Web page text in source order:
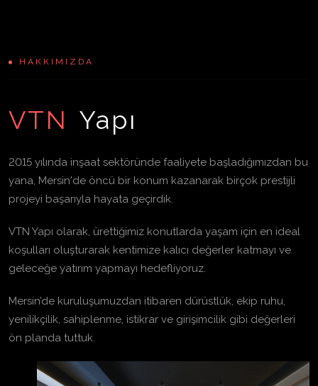
HAKKIMIZDA
VTN Yapı
2015 yılında inşaat sektöründe faaliyete başladığımızdan bu
yana, Mersin'de öncü bir konum kazanarak birçok prestijli
projeyi başarıyla hayata geçirdik.
VTN Yapı olarak, ürettiğimiz konutlarda yaşam için en ideal
koşulları oluşturarak kentimize kalıcı değerler katmayı ve
geleceğe yatırım yapmayı hedefliyoruz.
Mersin’de kuruluşumuzdan itibaren dürüstlük, ekip ruhu,
yenilikçilik, sahiplenme, istikrar ve girişimcilik gibi değerleri
ön planda tuttuk.